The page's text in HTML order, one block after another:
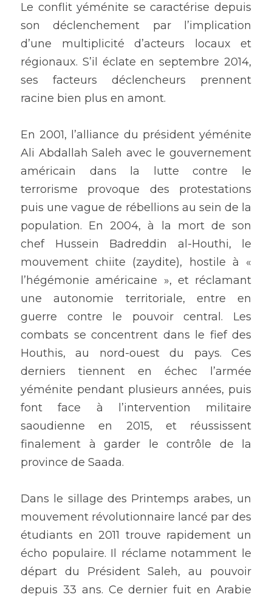
Le conflit yéménite se caractérise depuis
son déclenchement par l’implication
d’une multiplicité d’acteurs locaux et
régionaux. S’il éclate en septembre 2014,
ses facteurs déclencheurs prennent
racine bien plus en amont.
En 2001, l’alliance du président yéménite
Ali Abdallah Saleh avec le gouvernement
américain dans la lutte contre le
terrorisme provoque des protestations
puis une vague de rébellions au sein de la
population. En 2004, à la mort de son
chef Hussein Badreddin al-Houthi, le
mouvement chiite (zaydite), hostile à «
l’hégémonie américaine », et réclamant
une autonomie territoriale, entre en
guerre contre le pouvoir central. Les
combats se concentrent dans le fief des
Houthis, au nord-ouest du pays. Ces
derniers tiennent en échec l’armée
yéménite pendant plusieurs années, puis
font face à l’intervention militaire
saoudienne en 2015, et réussissent
finalement à garder le contrôle de la
province de Saada.
Dans le sillage des Printemps arabes, un
mouvement révolutionnaire lancé par des
étudiants en 2011 trouve rapidement un
écho populaire. Il réclame notamment le
départ du Président Saleh, au pouvoir
depuis 33 ans. Ce dernier fuit en Arabie